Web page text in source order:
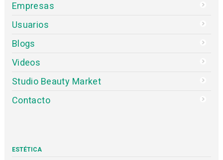
Empresas
Usuarios
Blogs
Videos
Studio Beauty Market
Contacto
ESTÉTICA